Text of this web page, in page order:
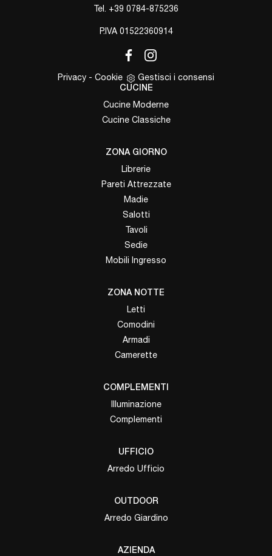
Tel. +39 0784-875236
P.IVA 01522360914
Privacy - Cookie Gestisci i consensi
CUCINE
Cucine Moderne
Cucine Classiche
ZONA GIORNO
Librerie
Pareti Attrezzate
Madie
Salotti
Tavoli
Sedie
Mobili Ingresso
ZONA NOTTE
Letti
Comodini
Armadi
Camerette
COMPLEMENTI
Illuminazione
Complementi
UFFICIO
Arredo Ufficio
OUTDOOR
Arredo Giardino
AZIENDA